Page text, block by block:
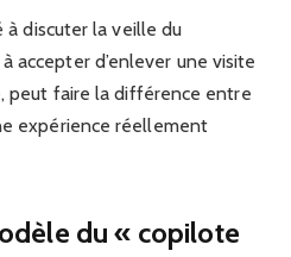
à discuter la veille du
accepter d’enlever une visite
peut faire la différence entre
expérience réellement
du « copilote